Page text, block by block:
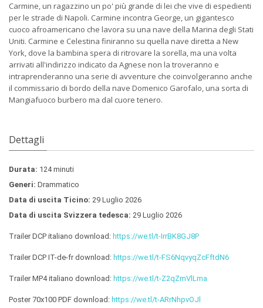
Carmine, un ragazzino un po' più grande di lei che vive di espedienti
per le strade di Napoli. Carmine incontra George, un gigantesco
cuoco afroamericano che lavora su una nave della Marina degli Stati
Uniti. Carmine e Celestina finiranno su quella nave diretta a New
York, dove la bambina spera di ritrovare la sorella, ma una volta
arrivati all'indirizzo indicato da Agnese non la troveranno e
intraprenderanno una serie di avventure che coinvolgeranno anche
il commissario di bordo della nave Domenico Garofalo, una sorta di
Mangiafuoco burbero ma dal cuore tenero.
Dettagli
Durata: 124 minuti
Generi: Drammatico
Data di uscita Ticino: 29 Luglio 2026
Data di uscita Svizzera tedesca: 29 Luglio 2026
Trailer DCP italiano download: https://we.tl/t-IrrBK8GJ8P
Trailer DCP IT-de-fr download: https://we.tl/t-FS6NqvyqZcFftdN6
Trailer MP4 italiano download: https://we.tl/t-Z2qZmVlLma
Poster 70x100 PDF download: https://we.tl/t-ARrNhpvOJl